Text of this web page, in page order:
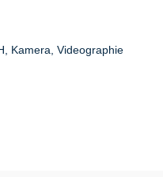
, Kamera, Videographie